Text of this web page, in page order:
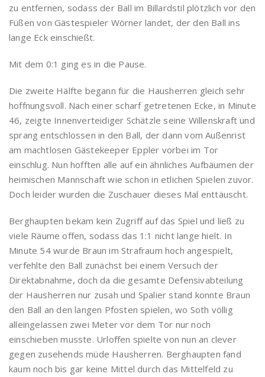
zu entfernen, sodass der Ball im Billardstil plötzlich vor den
Füßen von Gästespieler Wörner landet, der den Ball ins
lange Eck einschießt.
Mit dem 0:1 ging es in die Pause.
Die zweite Hälfte begann für die Hausherren gleich sehr
hoffnungsvoll. Nach einer scharf getretenen Ecke, in Minute
46, zeigte Innenverteidiger Schätzle seine Willenskraft und
sprang entschlossen in den Ball, der dann vom Außenrist
am machtlosen Gästekeeper Eppler vorbei im Tor
einschlug. Nun hofften alle auf ein ähnliches Aufbäumen der
heimischen Mannschaft wie schon in etlichen Spielen zuvor.
Doch leider wurden die Zuschauer dieses Mal enttäuscht.
Berghaupten bekam kein Zugriff auf das Spiel und ließ zu
viele Räume offen, sodass das 1:1 nicht lange hielt. In
Minute 54 wurde Braun im Strafraum hoch angespielt,
verfehlte den Ball zunächst bei einem Versuch der
Direktabnahme, doch da die gesamte Defensivabteilung
der Hausherren nur zusah und Spalier stand konnte Braun
den Ball an den langen Pfosten spielen, wo Soth völlig
alleingelassen zwei Meter vor dem Tor nur noch
einschieben musste. Urloffen spielte von nun an clever
gegen zusehends müde Hausherren. Berghaupten fand
kaum noch bis gar keine Mittel durch das Mittelfeld zu